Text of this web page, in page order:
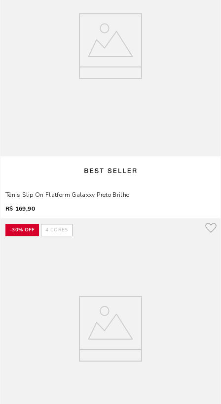
Tênis Slip On Flatform Galaxxy Preto Brilho
R$ 169,90
-30% OFF 4 CORES